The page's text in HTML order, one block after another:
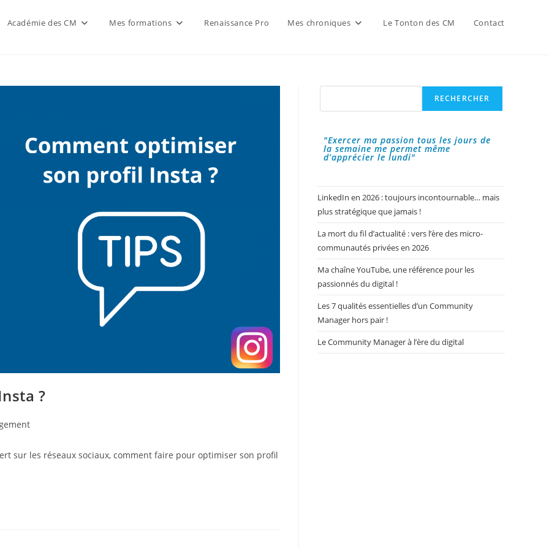
Académie des CM Mes formations Renaissance Pro Mes chroniques Le Tonton des CM Contact
?
sur les réseaux sociaux, comment faire pour optimiser son profil
Rechercher
RECHERCHER
"Exercer ma passion tous les jours de
la semaine me permet même
d’apprécier le lundi"
LinkedIn en 2026 : toujours incontournable… mais
plus stratégique que jamais !
La mort du fil d’actualité : vers l’ère des micro-
communautés privées en 2026
Ma chaîne YouTube, une référence pour les
passionnés du digital !
Les 7 qualités essentielles d’un Community
Manager hors pair !
Le Community Manager à l’ère du digital